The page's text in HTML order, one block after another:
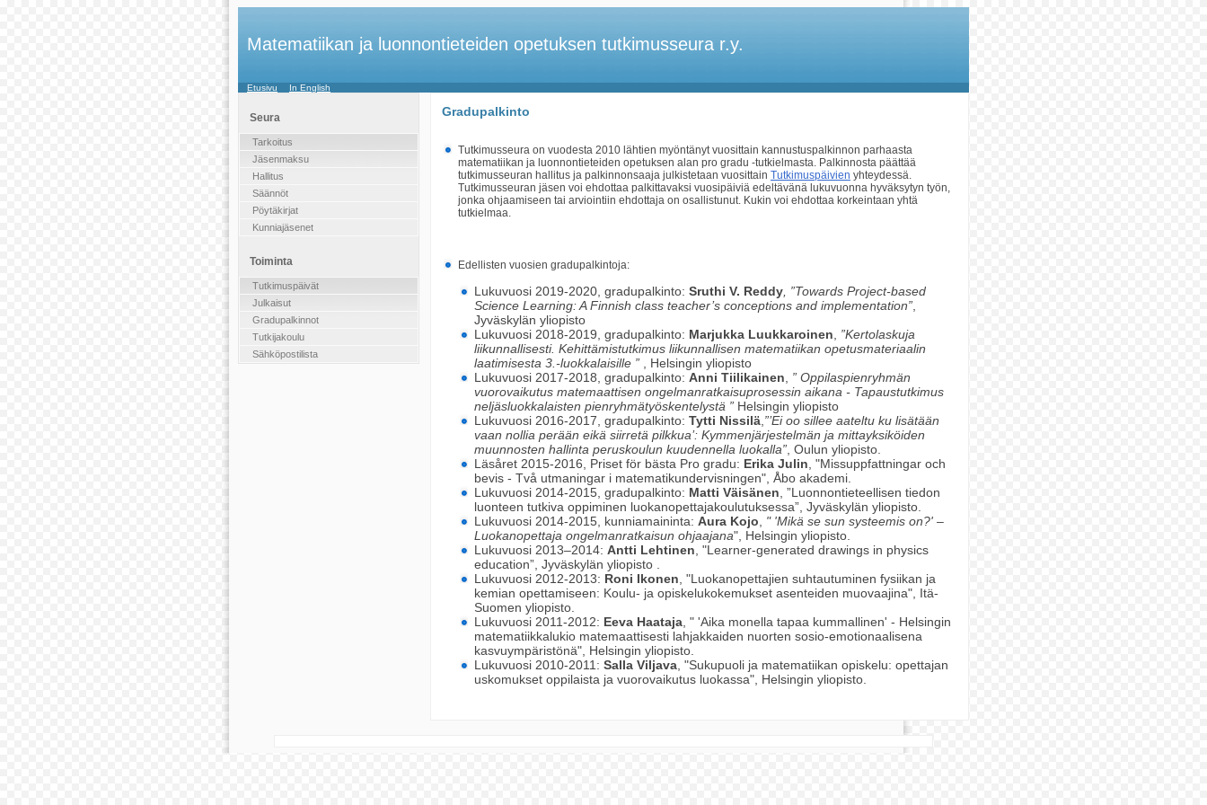
Matematiikan ja luonnontieteiden opetuksen tutkimusseura r.y.
Etusivu In English
Gradupalkinto
Tutkimusseura on vuodesta 2010 lähtien myöntänyt vuosittain kannustuspalkinnon parhaasta
matematiikan ja luonnontieteiden opetuksen alan pro gradu -tutkielmasta. Palkinnosta päättää
tutkimusseuran hallitus ja palkinnonsaaja julkistetaan vuosittain Tutkimuspäivien yhteydessä.
Tutkimusseuran jäsen voi ehdottaa palkittavaksi vuosipäiviä edeltävänä lukuvuonna hyväksytyn työn,
jonka ohjaamiseen tai arviointiin ehdottaja on osallistunut. Kukin voi ehdottaa korkeintaan yhtä
tutkielmaa.
Edellisten vuosien gradupalkintoja:
Lukuvuosi 2019-2020, gradupalkinto: Sruthi V. Reddy , ”Towards Project-based
Science Learning: A Finnish class teacher’s conceptions and implementation”
Jyväskylän yliopisto
Lukuvuosi 2018-2019, gradupalkinto: Marjukka Luukkaroinen
”Kertolaskuja
liikunnallisesti. Kehittämistutkimus liikunnallisen matematiikan opetusmateriaalin
laatimisesta 3.-luokkalaisille ”
, Helsingin yliopisto
Lukuvuosi 2017-2018, gradupalkinto: Anni Tiilikainen
” Oppilaspienryhmän
vuorovaikutus matemaattisen ongelmanratkaisuprosessin aikana - Tapaustutkimus
neljäsluokkalaisten pienryhmätyöskentelystä ” Helsingin yliopisto
Lukuvuosi 2016-2017, gradupalkinto: Tytti Nissilä ”’Ei oo sillee aateltu ku lisätään
vaan nollia perään eikä siirretä pilkkua’: Kymmenjärjestelmän ja mittayksiköiden
muunnosten hallinta peruskoulun kuudennella luokalla” , Oulun yliopisto.
Läsåret 2015-2016, Priset för bästa Pro gradu: Erika Julin , "Missuppfattningar och
bevis - Två utmaningar i matematikundervisningen", Åbo akademi.
Lukuvuosi 2014-2015, gradupalkinto: Matti Väisänen , ”Luonnontieteellisen tiedon
luonteen tutkiva oppiminen luokanopettajakoulutuksessa”, Jyväskylän yliopisto.
Lukuvuosi 2014-2015, kunniamaininta: Aura Kojo
" 'Mikä se sun systeemis on?' –
Luokanopettaja ongelmanratkaisun ohjaajana", Helsingin yliopisto.
Lukuvuosi 2013–2014: Antti Lehtinen , "Learner-generated drawings in physics
education”, Jyväskylän yliopisto .
Lukuvuosi 2012-2013: Roni Ikonen , "Luokanopettajien suhtautuminen fysiikan ja
kemian opettamiseen: Koulu- ja opiskelukokemukset asenteiden muovaajina", Itä-
Suomen yliopisto.
Lukuvuosi 2011-2012: Eeva Haataja , " 'Aika monella tapaa kummallinen' - Helsingin
matematiikkalukio matemaattisesti lahjakkaiden nuorten sosio-emotionaalisena
kasvuympäristönä", Helsingin yliopisto.
Lukuvuosi 2010-2011: Salla Viljava , "Sukupuoli ja matematiikan opiskelu: opettajan
uskomukset oppilaista ja vuorovaikutus luokassa", Helsingin yliopisto.
Seura
Tarkoitus
Jäsenmaksu
Hallitus
Säännöt
Pöytäkirjat
Kunniajäsenet
Toiminta
Tutkimuspäivät
Julkaisut
Gradupalkinnot
Tutkijakoulu
Sähköpostilista